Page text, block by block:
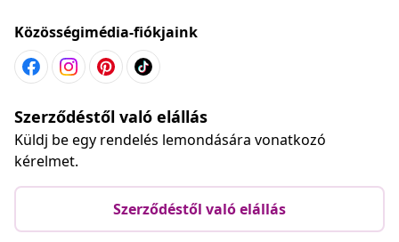
Közösségimédia-fiókjaink
Szerződéstől való elállás
Küldj be egy rendelés lemondására vonatkozó
kérelmet.
Szerződéstől való elállás